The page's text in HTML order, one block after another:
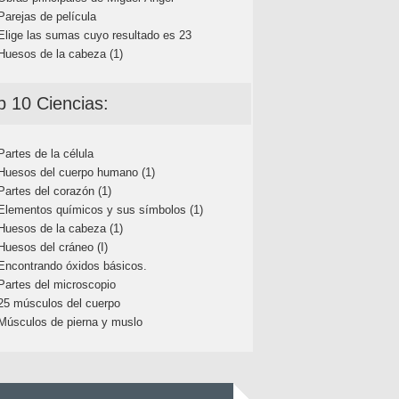
de película
las sumas cuyo resultado es 23
de la cabeza (1)
10 Ciencias:
de la célula
del cuerpo humano (1)
del corazón (1)
químicos y sus símbolos (1)
de la cabeza (1)
del cráneo (I)
óxidos básicos.
del microscopio
músculos del cuerpo
de pierna y muslo